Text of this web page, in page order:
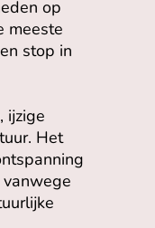
op
meeste
stop in
ijzige
Het